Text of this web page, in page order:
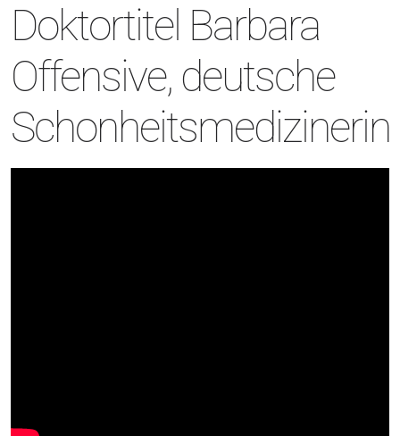
Doktortitel Barbara
Offensive, deutsche
Schonheitsmedizinerin